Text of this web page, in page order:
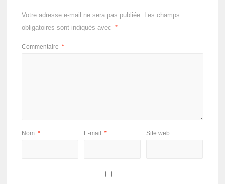
Votre adresse e-mail ne sera pas publiée.
Les champs
obligatoires sont indiqués avec
*
Commentaire *
Nom * E-mail * Site web